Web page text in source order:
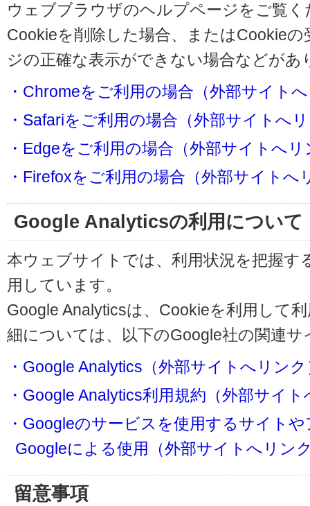
ウェブブラウザのヘルプページをご覧く
Cookieを削除した場合、またはCookie
ジの正確な表示ができない場合などが
・Chromeをご利用の場合（外部サイト
・Safariをご利用の場合（外部サイトへ
・Edgeをご利用の場合（外部サイトへリ
・Firefoxをご利用の場合（外部サイトへ
Google Analyticsの利用について
本ウェブサイトでは、利用状況を把握す
用しています。
Google Analyticsは、Cookieを利用して
細については、以下のGoogle社の関連
・Google Analytics（外部サイトへリンク
・Google Analytics利用規約（外部サイ
・Googleのサービスを使用するサイト
Googleによる使用（外部サイトへリン
留意事項